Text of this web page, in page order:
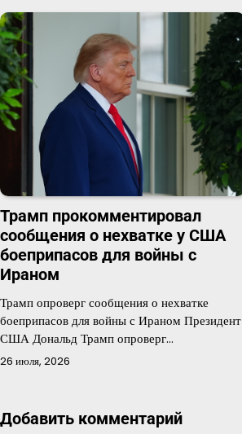
Трамп прокомментировал
сообщения о нехватке у США
боеприпасов для войны с
Ираном
Трамп опроверг сообщения о нехватке
боеприпасов для войны с Ираном Президент
США Дональд Трамп опроверг…
26 июля, 2026
Добавить комментарий